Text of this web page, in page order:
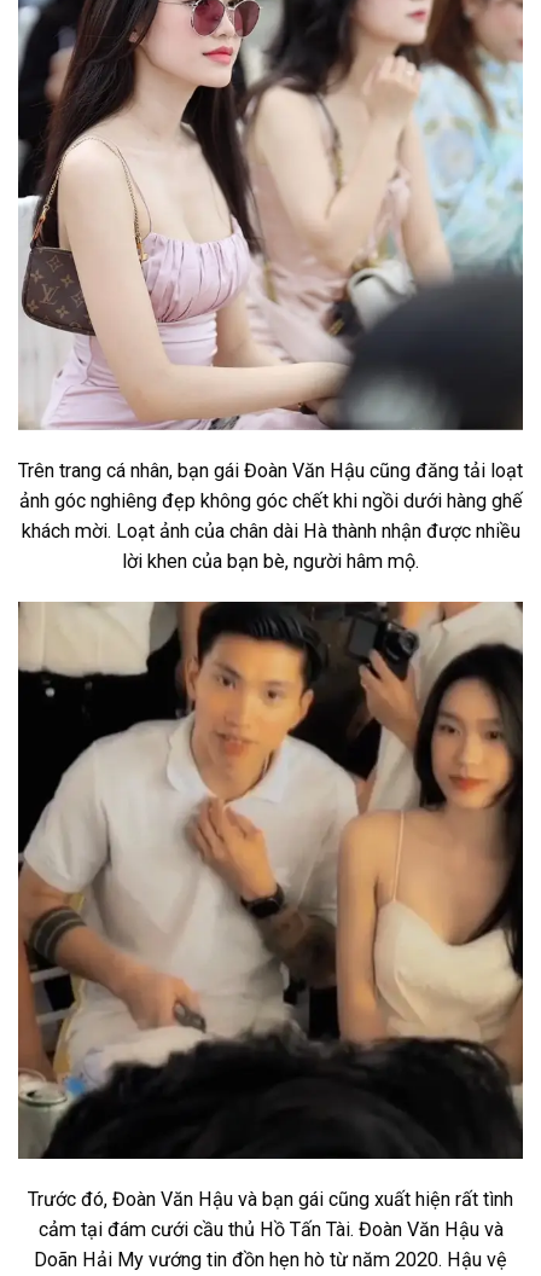
Trên trang cá nhân, bạn gái Đoàn Văn Hậu cũng đăng tải loạt
ảnh góc nghiêng đẹp không góc chết khi ngồi dưới hàng ghế
khách mời. Loạt ảnh của chân dài Hà thành nhận được nhiều
lời khen của bạn bè, người hâm mộ.
Trước đó, Đoàn Văn Hậu và bạn gái cũng xuất hiện rất tình
cảm tại đám cưới cầu thủ Hồ Tấn Tài. Đoàn Văn Hậu và
Doãn Hải My vướng tin đồn hẹn hò từ năm 2020. Hậu vệ